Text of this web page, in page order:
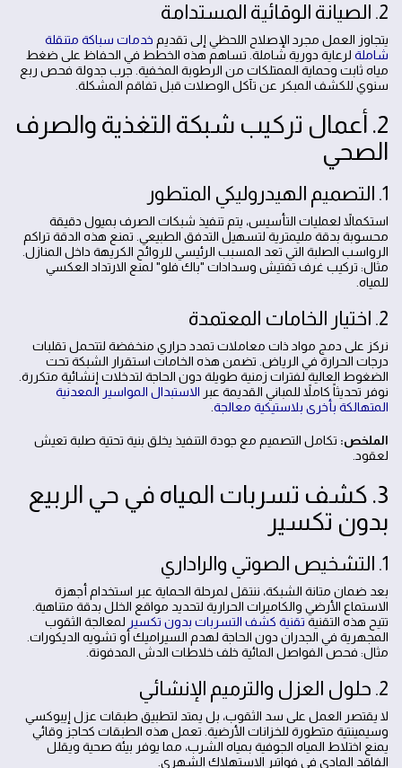
2. الصيانة الوقائية المستدامة
يتجاوز العمل مجرد الإصلاح اللحظي إلى تقديم خدمات سباكة متنقلة
شاملة لرعاية دورية شاملة. تساهم هذه الخطط في الحفاظ على ضغط
مياه ثابت وحماية الممتلكات من الرطوبة المخفية. جرب جدولة فحص ربع
سنوي للكشف المبكر عن تآكل الوصلات قبل تفاقم المشكلة.
2. أعمال تركيب شبكة التغذية والصرف
الصحي
1. التصميم الهيدروليكي المتطور
استكمالاً لعمليات التأسيس، يتم تنفيذ شبكات الصرف بميول دقيقة
محسوبة بدقة مليمترية لتسهيل التدفق الطبيعي. تمنع هذه الدقة تراكم
الرواسب الصلبة التي تعد المسبب الرئيسي للروائح الكريهة داخل المنازل.
مثال: تركيب غرف تفتيش وسدادات "باك فلو" لمنع الارتداد العكسي
للمياه.
2. اختيار الخامات المعتمدة
نركز على دمج مواد ذات معاملات تمدد حراري منخفضة لتتحمل تقلبات
درجات الحرارة في الرياض. تضمن هذه الخامات استقرار الشبكة تحت
الضغوط العالية لفترات زمنية طويلة دون الحاجة لتدخلات إنشائية متكررة.
نوفر تحديثاً كاملاً للمباني القديمة عبر الاستبدال المواسير المعدنية
المتهالكة بأخرى بلاستيكية معالجة
الملخص: تكامل التصميم مع جودة التنفيذ يخلق بنية تحتية صلبة تعيش
لعقود.
3. كشف تسربات المياه في حي الربيع
بدون تكسير
1. التشخيص الصوتي والراداري
بعد ضمان متانة الشبكة، ننتقل لمرحلة الحماية عبر استخدام أجهزة
الاستماع الأرضي والكاميرات الحرارية لتحديد مواقع الخلل بدقة متناهية.
تتيح هذه التقنية تقنية كشف التسربات بدون تكسير لمعالجة الثقوب
المجهرية في الجدران دون الحاجة لهدم السيراميك أو تشويه الديكورات.
مثال: فحص الفواصل المائية خلف خلاطات الدش المدفونة.
2. حلول العزل والترميم الإنشائي
لا يقتصر العمل على سد الثقوب، بل يمتد لتطبيق طبقات عزل إيبوكسي
وسيمينتية متطورة للخزانات الأرضية. تعمل هذه الطبقات كحاجز وقائي
يمنع اختلاط المياه الجوفية بمياه الشرب، مما يوفر بيئة صحية ويقلل
الفاقد المادي في فواتير الاستهلاك الشهري.